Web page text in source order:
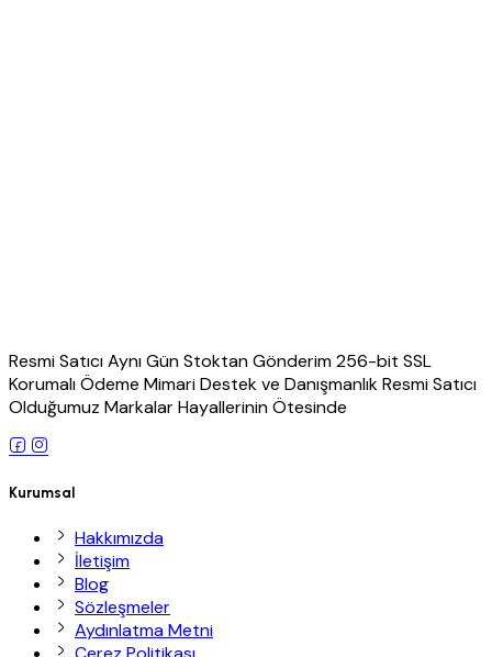
Resmi Satıcı Aynı Gün Stoktan Gönderim 256-bit SSL
Korumalı Ödeme Mimari Destek ve Danışmanlık Resmi Satıcı
Olduğumuz Markalar Hayallerinin Ötesinde
Kurumsal
Hakkımızda
İletişim
Blog
Sözleşmeler
Aydınlatma Metni